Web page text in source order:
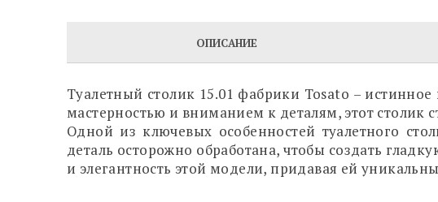
ОПИСАНИЕ
Туалетный столик 15.01 фабрики Tosato –
мастерностью и вниманием к деталям, этот
Одной из ключевых особенностей туалетного
деталь осторожно обработана, чтобы создать
и элегантность этой модели, придавая ей